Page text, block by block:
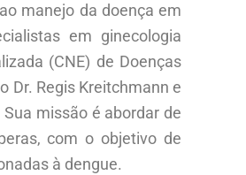
manejo da doença em
em ginecologia
(CNE) de Doenças
Dr. Regis Kreitchmann e
missão é abordar de
com o objetivo de
à dengue.